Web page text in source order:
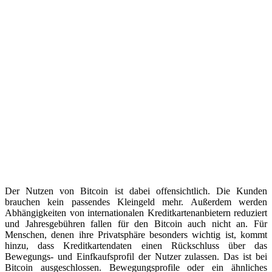
Der Nutzen von Bitcoin ist dabei offensichtlich. Die Kunden
brauchen kein passendes Kleingeld mehr. Außerdem werden
Abhängigkeiten von internationalen Kreditkartenanbietern reduziert
und Jahresgebühren fallen für den Bitcoin auch nicht an. Für
Menschen, denen ihre Privatsphäre besonders wichtig ist, kommt
hinzu, dass Kreditkartendaten einen Rückschluss über das
Bewegungs- und Einfkaufsprofil der Nutzer zulassen. Das ist bei
Bitcoin ausgeschlossen. Bewegungsprofile oder ein ähnliches